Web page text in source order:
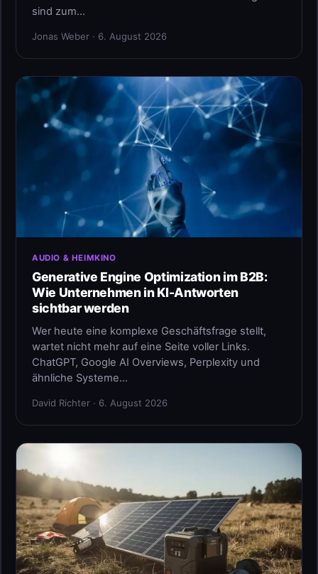
sind zum…
Jonas Weber · 6. August 2026
AUDIO & HEIMKINO
Generative Engine Optimization im B2B:
Wie Unternehmen in KI-Antworten
sichtbar werden
Wer heute eine komplexe Geschäftsfrage stellt,
wartet nicht mehr auf eine Seite voller Links.
ChatGPT, Google AI Overviews, Perplexity und
ähnliche Systeme…
David Richter · 6. August 2026